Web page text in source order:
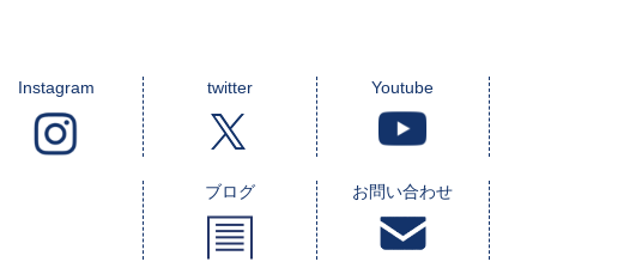
Instagram twitter Youtube
ブログ お問い合わせ